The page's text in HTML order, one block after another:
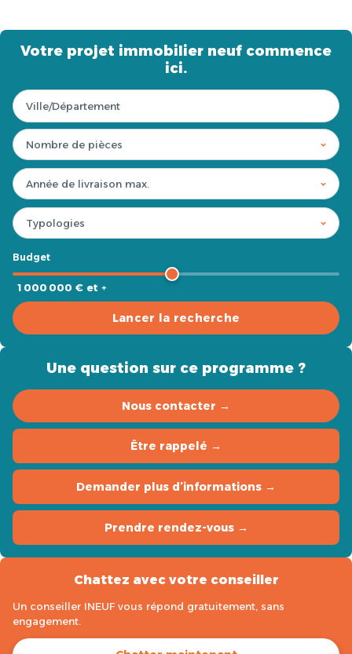
Votre projet immobilier neuf commence
ici.
Budget
1 000 000 € et +
Lancer la recherche
Une question sur ce programme ?
Nous contacter →
Être rappelé →
Demander plus d’informations →
Prendre rendez-vous →
Chattez avec votre conseiller
Un conseiller INEUF vous répond gratuitement, sans
engagement.